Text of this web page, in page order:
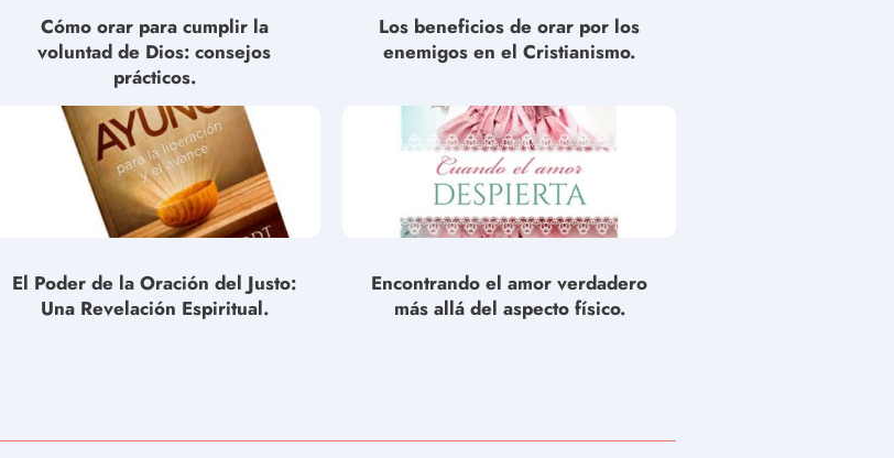
Cómo orar para cumplir la
voluntad de Dios: consejos
prácticos.
Los beneficios de orar por los
enemigos en el Cristianismo.
El Poder de la Oración del Justo:
Una Revelación Espiritual.
Encontrando el amor verdadero
más allá del aspecto físico.